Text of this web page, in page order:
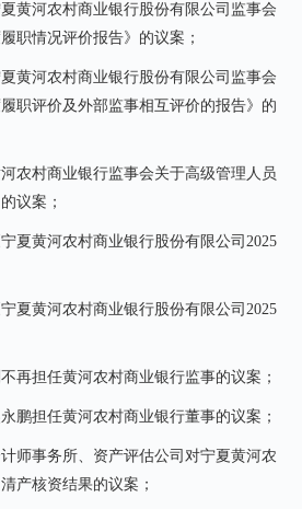
河农村商业银行股份有限公司监事会
职情况评价报告》的议案；
河农村商业银行股份有限公司监事会
职评价及外部监事相互评价的报告》的
村商业银行监事会关于高级管理人员
议案；
黄河农村商业银行股份有限公司2025
黄河农村商业银行股份有限公司2025
担任黄河农村商业银行监事的议案；
担任黄河农村商业银行董事的议案；
事务所、资产评估公司对宁夏黄河农
产核资结果的议案；